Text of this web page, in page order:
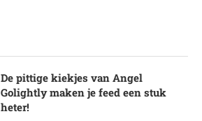
De pittige kiekjes van Angel
Golightly maken je feed een stuk
heter!